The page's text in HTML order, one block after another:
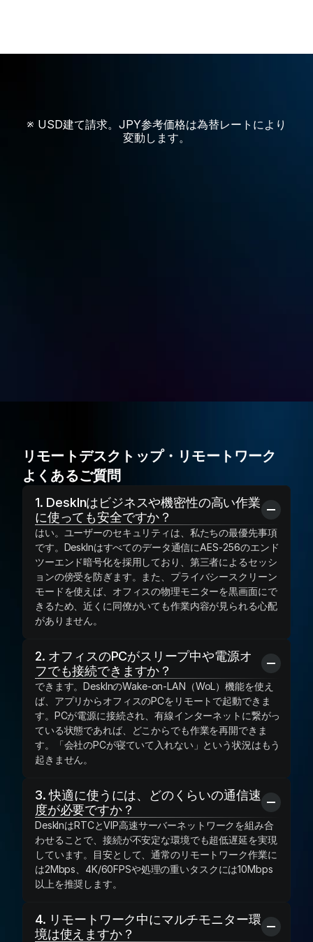
おすすめプラン
※ USD建て請求。JPY参考価格は為替レートにより
変動します。
リモートデスクトップ・リモートワーク
よくあるご質問
1. DeskInはビジネスや機密性の高い作業
に使っても安全ですか？
はい。ユーザーのセキュリティは、私たちの最優先事項
です。DeskInはすべてのデータ通信にAES-256のエンド
ツーエンド暗号化を採用しており、第三者によるセッシ
ョンの傍受を防ぎます。また、プライバシースクリーン
モードを使えば、オフィスの物理モニターを黒画面にで
きるため、近くに同僚がいても作業内容が見られる心配
がありません。
2. オフィスのPCがスリープ中や電源オ
フでも接続できますか？
できます。DeskInのWake-on-LAN（WoL）機能を使え
ば、アプリからオフィスのPCをリモートで起動できま
す。PCが電源に接続され、有線インターネットに繋がっ
ている状態であれば、どこからでも作業を再開できま
す。「会社のPCが寝ていて入れない」という状況はもう
起きません。
3. 快適に使うには、どのくらいの通信速
度が必要ですか？
DeskInはRTCとVIP高速サーバーネットワークを組み合
わせることで、接続が不安定な環境でも超低遅延を実現
しています。目安として、通常のリモートワーク作業に
は2Mbps、4K/60FPSや処理の重いタスクには10Mbps
以上を推奨します。
4. リモートワーク中にマルチモニター環
境は使えますか？